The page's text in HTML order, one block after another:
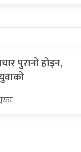
पुरानो होइन,